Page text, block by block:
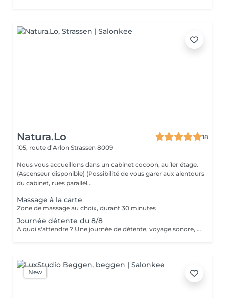
Natura.Lo
18
105, route d’Arlon Strassen 8009
Nous vous accueillons dans un cabinet cocoon, au 1er étage.
(Ascenseur disponible) (Possibilité de vous garer aux alentours
du cabinet, rues parallèl...
Massage à la carte
Zone de massage au choix, durant 30 minutes
Journée détente du 8/8
A quoi s'attendre ? Une journée de détente, voyage sonore, un massage relaxant de 25', un hydromassage, un goûter de 14h à 18h30.
New